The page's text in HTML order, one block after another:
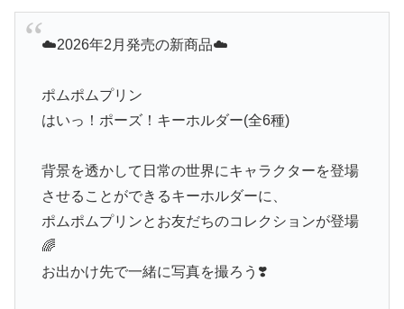
☁️2026年2月発売の新商品☁️
ポムポムプリン
はいっ！ポーズ！キーホルダー(全6種)
背景を透かして日常の世界にキャラクターを登場
させることができるキーホルダーに、
ポムポムプリンとお友だちのコレクションが登場
🌈
お出かけ先で一緒に写真を撮ろう❣️